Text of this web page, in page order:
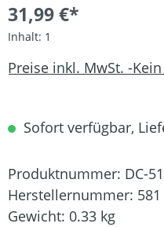
31,99 €*
Inhalt: 1
Preise inkl. MwSt. -
Sofort verfügbar,
Produktnummer: DC-
Herstellernummer:
Gewicht: 0.33 kg